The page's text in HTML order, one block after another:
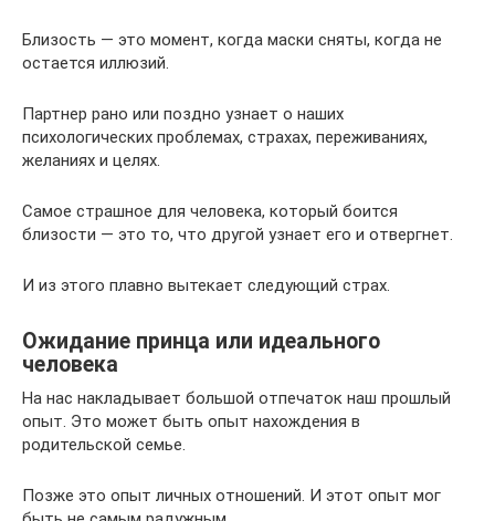
Близость — это момент, когда маски сняты, когда не
остается иллюзий.
Партнер рано или поздно узнает о наших
психологических проблемах, страхах, переживаниях,
желаниях и целях.
Самое страшное для человека, который боится
близости — это то, что другой узнает его и отвергнет.
И из этого плавно вытекает следующий страх.
Ожидание принца или идеального
человека
На нас накладывает большой отпечаток наш прошлый
опыт. Это может быть опыт нахождения в
родительской семье.
Позже это опыт личных отношений. И этот опыт мог